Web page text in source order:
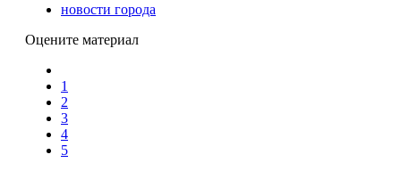
новости города
Оцените материал
1
2
3
4
5